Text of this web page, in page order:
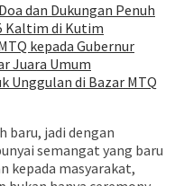
dan Dukungan Penuh
Kaltim di Kutim
kepada Gubernur
Juara Umum
Unggulan di Bazar MTQ
baru, jadi dengan
semangat yang baru
kepada masyarakat,